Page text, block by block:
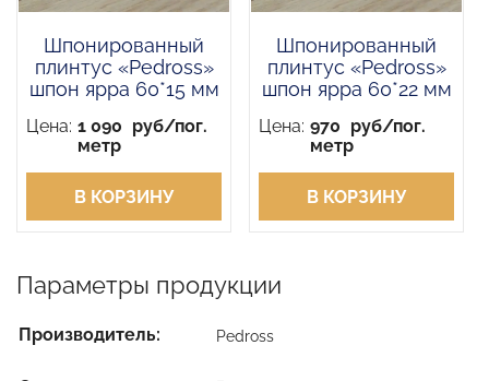
Шпонированный
плинтус «Pedross»
шпон ярра 60*15 мм
Цена: 1 090 руб/пог.
метр
В КОРЗИНУ
Шпонированный
плинтус «Pedross»
шпон ярра 60*22 мм
Цена: 970 руб/пог.
метр
В КОРЗИНУ
Параметры продукции
Производитель: Pedross